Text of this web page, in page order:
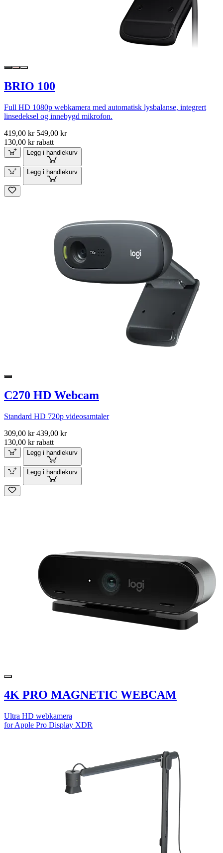
BRIO 100
Full HD 1080p webkamera med automatisk lysbalanse, integrert
linsedeksel og innebygd mikrofon.
419,00 kr 549,00 kr
130,00 kr rabatt
Legg i handlekurv
Legg i handlekurv
C270 HD Webcam
Standard HD 720p videosamtaler
309,00 kr 439,00 kr
130,00 kr rabatt
Legg i handlekurv
Legg i handlekurv
4K PRO MAGNETIC WEBCAM
Ultra HD webkamera
for Apple Pro Display XDR